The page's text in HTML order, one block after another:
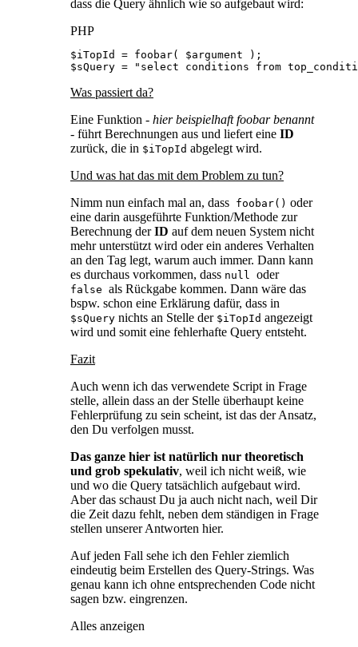
dass die Query ähnlich wie so aufgebaut wird:
PHP
$sQuery = "select conditions from
Was passiert da?
Eine Funktion - hier beispielhaft foobar benannt
- führt Berechnungen aus und liefert eine ID
zurück, die in $iTopId abgelegt wird.
Und was hat das mit dem Problem zu tun?
Nimm nun einfach mal an, dass foobar() oder
eine darin ausgeführte Funktion/Methode zur
Berechnung derID auf dem neuen System nicht
mehr unterstützt wird oder ein anderes Verhalten
an den Tag legt, warum auch immer. Dann kann
es durchaus vorkommen, dass null oder
false als Rückgabe kommen. Dann wäre das
bspw. schon eine Erklärung dafür, dass in
$sQuery nichts an Stelle der $iTopId angezeigt
wird und somit eine fehlerhafte Query entsteht.
Fazit
Auch wenn ich das verwendete Script in Frage
stelle, allein dass an der Stelle überhaupt keine
Fehlerprüfung zu sein scheint, ist das der Ansatz,
den Du verfolgen musst.
Das ganze hier ist natürlich nur theoretisch
und grob spekulativ, weil ich nicht weiß, wie
und wo die Query tatsächlich aufgebaut wird.
Aber das schaust Du ja auch nicht nach, weil Dir
die Zeit dazu fehlt, neben dem ständigen in Frage
stellen unserer Antworten hier.
Auf jeden Fall sehe ich den Fehler ziemlich
eindeutig beim Erstellen des Query-Strings. Was
genau kann ich ohne entsprechenden Code nicht
sagen bzw. eingrenzen.
Alles anzeigen